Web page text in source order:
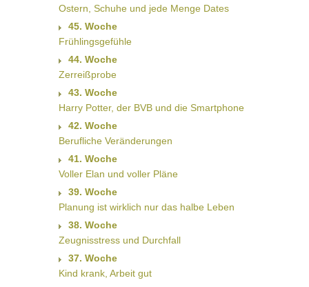
Ostern, Schuhe und jede Menge Dates
45. Woche
Frühlingsgefühle
44. Woche
Zerreißprobe
43. Woche
Harry Potter, der BVB und die Smartphone
42. Woche
Berufliche Veränderungen
41. Woche
Voller Elan und voller Pläne
39. Woche
Planung ist wirklich nur das halbe Leben
38. Woche
Zeugnisstress und Durchfall
37. Woche
Kind krank, Arbeit gut